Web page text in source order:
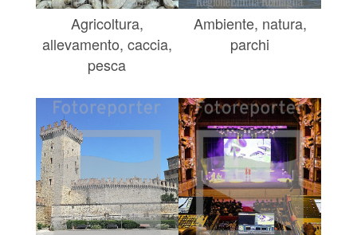
Agricoltura,
allevamento, caccia,
pesca
Ambiente, natura,
parchi